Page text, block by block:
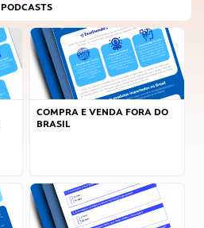
PODCASTS
COMPRA E VENDA FORA DO
BRASIL